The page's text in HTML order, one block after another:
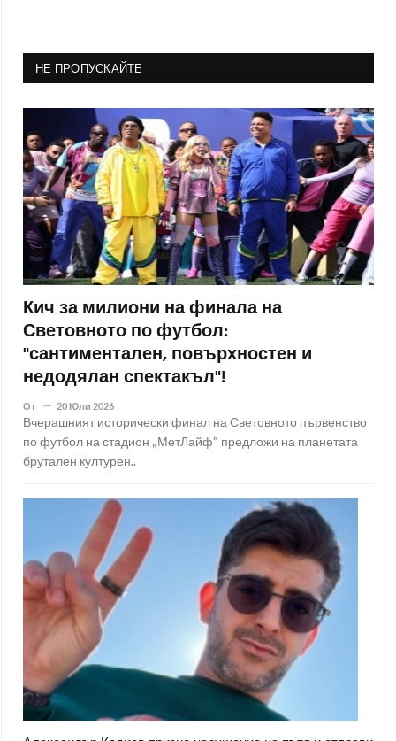
НЕ ПРОПУСКАЙТЕ
Кич за милиони на финала на
Световното по футбол:
"сантиментален, повърхностен и
недодялан спектакъл"!
От 20 Юли 2026
Вчерашният исторически финал на Световното първенство
по футбол на стадион „МетЛайф“ предложи на планетата
брутален културен..